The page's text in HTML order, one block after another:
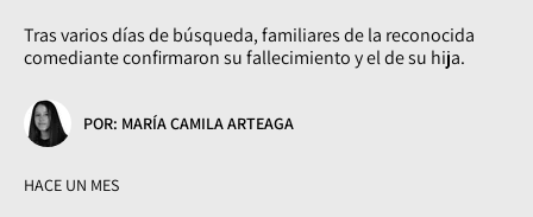
Tras varios días de búsqueda, familiares de la reconocida
comediante confirmaron su fallecimiento y el de su hija.
POR: MARÍA CAMILA ARTEAGA
HACE UN MES